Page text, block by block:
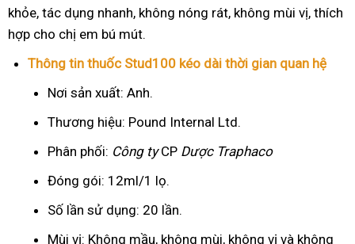
khỏe, tác dụng nhanh, không nóng rát, không mùi vị, thích
hợp cho chị em bú mút.
Thông tin thuốc Stud100 kéo dài thời gian quan hệ
Nơi sản xuất: Anh.
Thương hiệu: Pound Internal Ltd.
Phân phối: Công tyCP Dược Traphaco
Đóng gói: 12ml/1 lọ.
Số lần sử dụng: 20 lần.
Mùi vị: Không mầu, không mùi, không vị và không